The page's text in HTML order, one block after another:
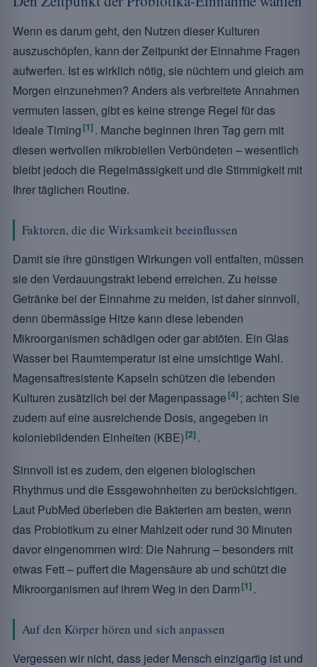
Wenn es darum geht, den Nutzen dieser Kulturen
auszuschöpfen, kann der Zeitpunkt der Einnahme Fragen
aufwerfen. Ist es wirklich nötig, sie nüchtern und gleich am
Morgen einzunehmen? Anders als verbreitete Annahmen
vermuten lassen, gibt es keine strenge Regel für das
ideale Timing [1] . Manche beginnen ihren Tag gern mit
diesen wertvollen mikrobiellen Verbündeten – wesentlich
bleibt jedoch die Regelmässigkeit und die Stimmigkeit mit
Ihrer täglichen Routine.
Faktoren, die die Wirksamkeit beeinflussen
Damit sie ihre günstigen Wirkungen voll entfalten, müssen
sie den Verdauungstrakt lebend erreichen. Zu heisse
Getränke bei der Einnahme zu meiden, ist daher sinnvoll,
denn übermässige Hitze kann diese lebenden
Mikroorganismen schädigen oder gar abtöten. Ein Glas
Wasser bei Raumtemperatur ist eine umsichtige Wahl.
Magensaftresistente Kapseln schützen die lebenden
Kulturen zusätzlich bei der Magenpassage [4] ; achten Sie
zudem auf eine ausreichende Dosis, angegeben in
koloniebildenden Einheiten (KBE) [2] .
Sinnvoll ist es zudem, den eigenen biologischen
Rhythmus und die Essgewohnheiten zu berücksichtigen.
Laut PubMed überleben die Bakterien am besten, wenn
das Probiotikum zu einer Mahlzeit oder rund 30 Minuten
davor eingenommen wird: Die Nahrung – besonders mit
etwas Fett – puffert die Magensäure ab und schützt die
Mikroorganismen auf ihrem Weg in den Darm [1] .
Auf den Körper hören und sich anpassen
Vergessen wir nicht, dass jeder Mensch einzigartig ist und